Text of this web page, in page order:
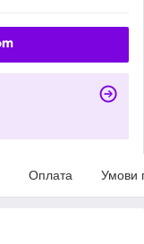
Оплата Умови